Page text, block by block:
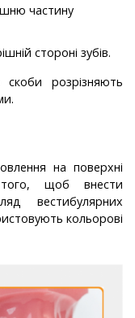
частину
стороні зубів.
розрізняють
на поверхні
щоб внести
вестибулярних
кольорові